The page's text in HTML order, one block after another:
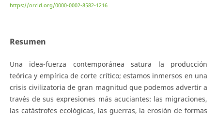
https://orcid.org/0000-0002-8582-1216
Resumen
Una idea-fuerza contemporánea satura la producción
teórica y empírica de corte crítico; estamos inmersos en una
crisis civilizatoria de gran magnitud que podemos advertir a
través de sus expresiones más acuciantes: las migraciones,
las catástrofes ecológicas, las guerras, la erosión de formas